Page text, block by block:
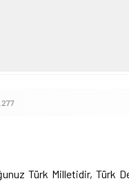
Türk Milletidir, Türk